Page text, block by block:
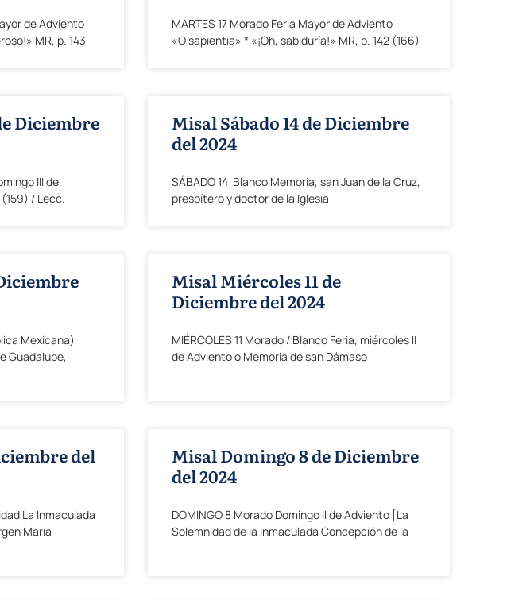
de Adviento
MR, p. 143
MARTES 17 Morado Feria Mayor de Adviento
«O sapientia» * «¡Oh, sabiduría!» MR, p. 142 (166)
Diciembre
III de
/ Lecc.
Misal Sábado 14 de Diciembre
del 2024
SÁBADO 14 Blanco Memoria, san Juan de la Cruz,
presbítero y doctor de la Iglesia
Mexicana)
Guadalupe,
Misal Miércoles 11 de
Diciembre del 2024
MIÉRCOLES 11 Morado / Blanco Feria, miércoles II
de Adviento o Memoria de san Dámaso
del
La Inmaculada
María
Misal Domingo 8 de Diciembre
del 2024
DOMINGO 8 Morado Domingo II de Adviento [La
Solemnidad de la Inmaculada Concepción de la